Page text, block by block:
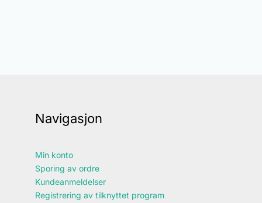
Navigasjon
Min konto
Sporing av ordre
Kundeanmeldelser
Registrering av tilknyttet program